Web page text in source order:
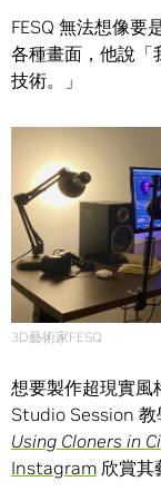
FESQ 無法想像要
各種畫面，他說「
技術。」
3D藝術家FESQ
想要製作超現實風
Studio Session 教
Using Cloners in
Instagram 欣賞其